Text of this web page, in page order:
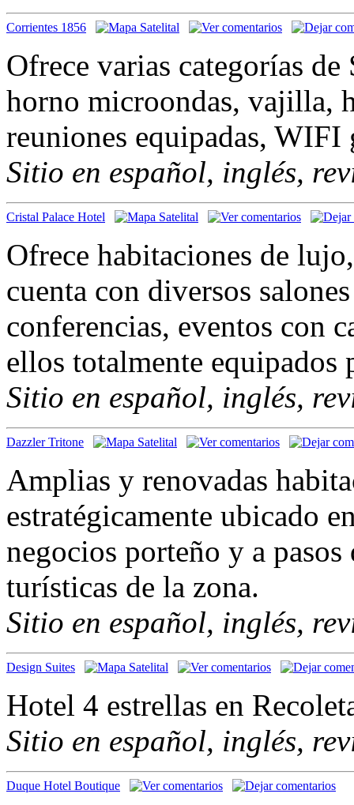
Corrientes 1856
Ofrece varias categorías
horno microondas, vajilla,
reuniones equipadas, WIFI
Sitio en español, inglés,
Cristal Palace Hotel
Ofrece habitaciones de
cuenta con diversos
conferencias, eventos con
ellos totalmente equipados
Sitio en español, inglés,
Dazzler Tritone
Amplias y renovadas
estratégicamente ubicado
negocios porteño y a
turísticas de la zona.
Sitio en español, inglés,
Design Suites
Hotel 4 estrellas en
Sitio en español, inglés,
Duque Hotel Boutique